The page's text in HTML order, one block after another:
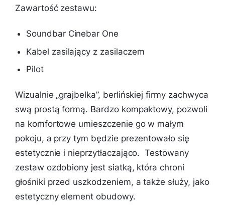
Zawartość zestawu:
Soundbar Cinebar One
Kabel zasilający z zasilaczem
Pilot
Wizualnie „grajbelka”, berlińskiej firmy zachwyca
swą prostą formą. Bardzo kompaktowy, pozwoli
na komfortowe umieszczenie go w małym
pokoju, a przy tym będzie prezentowało się
estetycznie i nieprzytłaczająco. Testowany
zestaw ozdobiony jest siatką, która chroni
głośniki przed uszkodzeniem, a także służy, jako
estetyczny element obudowy.